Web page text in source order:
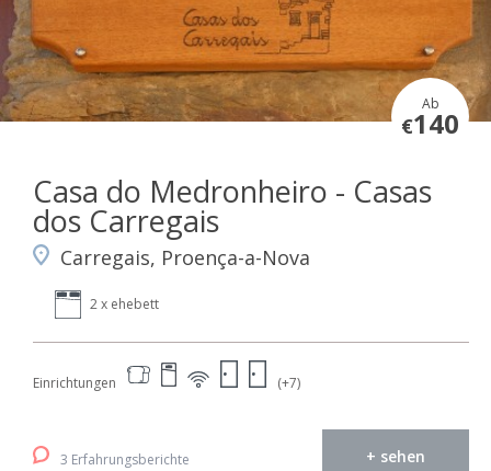
Ab
€140
Casa do Medronheiro - Casas
dos Carregais
Carregais, Proença-a-Nova
2 x ehebett
Einrichtungen (+7)
3 Erfahrungsberichte + sehen